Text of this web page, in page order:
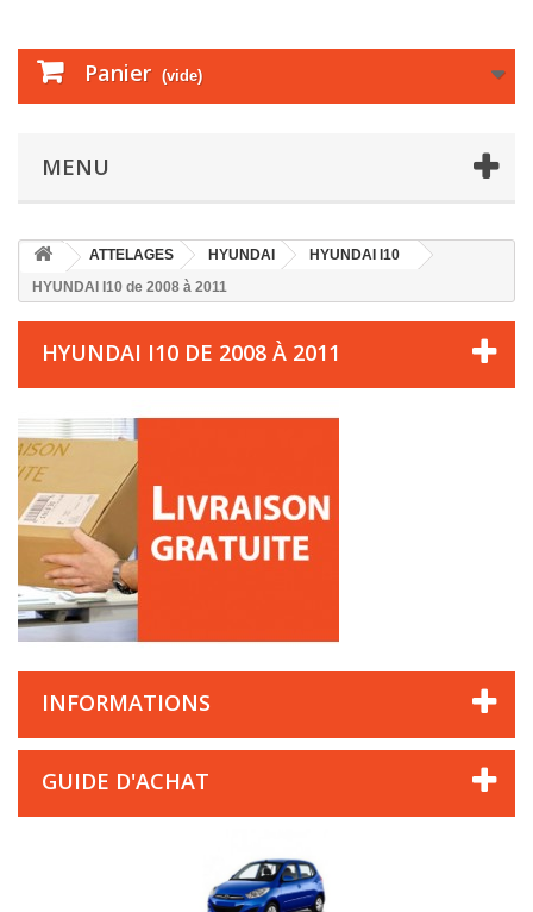
Panier (vide)
MENU
ATTELAGES HYUNDAI
HYUNDAI I10
HYUNDAI I10 de 2008 à 2011
HYUNDAI I10 DE 2008 À 2011
INFORMATIONS
GUIDE D'ACHAT